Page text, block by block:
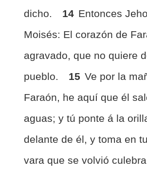
dicho.
14 Entonces
Moisés: El corazón de
agravado, que no quiere
pueblo.
15 Ve por la
Faraón, he aquí que él
aguas; y tú ponte á la
delante de él, y toma en
vara que se volvió